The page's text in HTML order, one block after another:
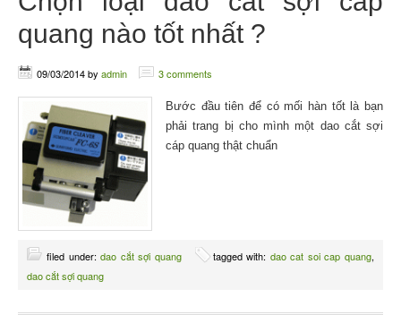
quang nào tốt nhất ?
09/03/2014by admin 3 comments
Bước đầu tiên để có mối hàn tốt là bạn
phải trang bị cho mình một dao cắt sợi
cáp quang thật chuẩn
filed under:dao cắt sợi quang tagged with: dao cat soi cap quang,
dao cắt sợi quang